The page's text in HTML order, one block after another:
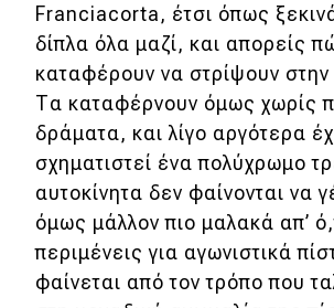
Franciacorta, έτσι όπως
δίπλα όλα μαζί, και απορείς
καταφέρουν να στρίψουν
Τα καταφέρνουν όμως χωρίς
δράματα, και λίγο αργότερα
σχηματιστεί ένα πολύχρωμο
αυτοκίνητα δεν φαίνονται να
όμως μάλλον πιο μαλακά απ’
περιμένεις για αγωνιστικά
φαίνεται από τον τρόπο που